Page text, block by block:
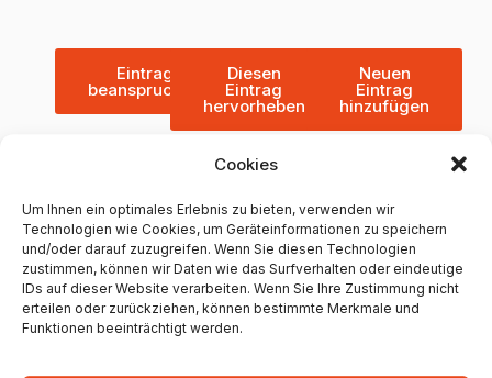
Cookies
Um Ihnen ein optimales Erlebnis zu bieten, verwenden wir
Technologien wie Cookies, um Geräteinformationen zu speichern
und/oder darauf zuzugreifen. Wenn Sie diesen Technologien
zustimmen, können wir Daten wie das Surfverhalten oder eindeutige
IDs auf dieser Website verarbeiten. Wenn Sie Ihre Zustimmung nicht
erteilen oder zurückziehen, können bestimmte Merkmale und
Funktionen beeinträchtigt werden.
Eintrag
beanspruchen
Diesen
Eintrag
hervorheben
Neuen
Eintrag
hinzufügen
Weitere Friseure in Mainz
FREYSTIL-FRISEURE
+49 6131 2111463